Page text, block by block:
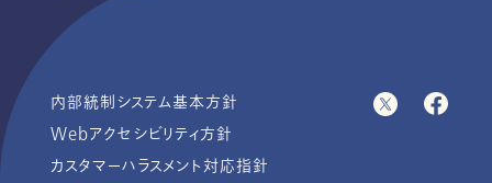
内部統制システム基本方針
Webアクセシビリティ方針
カスタマーハラスメント対応指針